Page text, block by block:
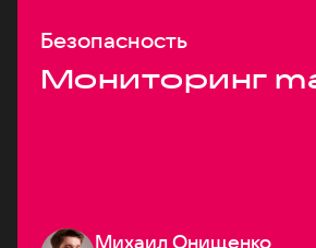
Безопасность
Мониторинг
Михаил Онищенко